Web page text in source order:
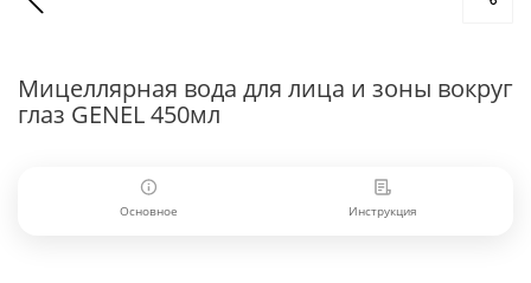
Мицеллярная вода для лица и зоны вокруг
глаз GENEL 450мл
Основное Инструкция